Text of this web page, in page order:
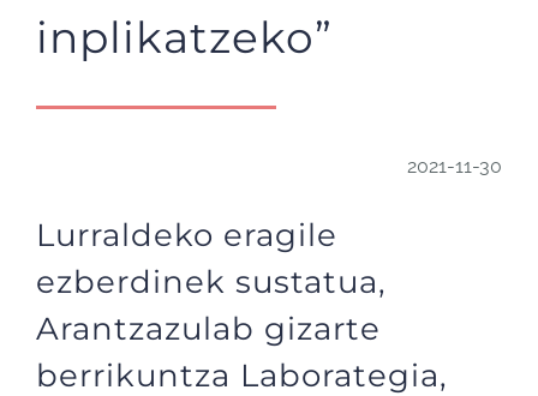
inplikatzeko”
2021-11-30
Lurraldeko eragile
ezberdinek sustatua,
Arantzazulab gizarte
berrikuntza Laborategia,